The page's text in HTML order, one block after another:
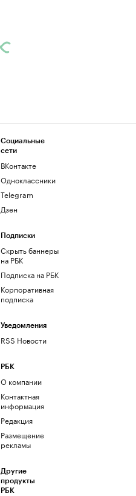
Социальные
сети
ВКонтакте
Одноклассники
Telegram
Дзен
Подписки
Скрыть баннеры
на РБК
Подписка на РБК
Корпоративная
подписка
Уведомления
RSS Новости
РБК
О компании
Контактная
информация
Редакция
Размещение
рекламы
Другие
продукты
РБК